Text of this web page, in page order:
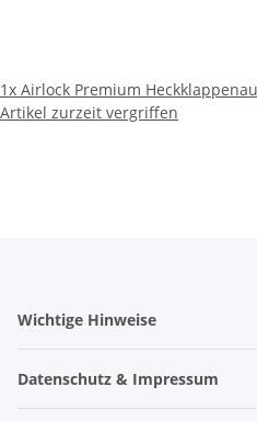
1x Airlock Premium
Artikel zurzeit vergriffen
Wichtige Hinweise
Datenschutz & Impressum